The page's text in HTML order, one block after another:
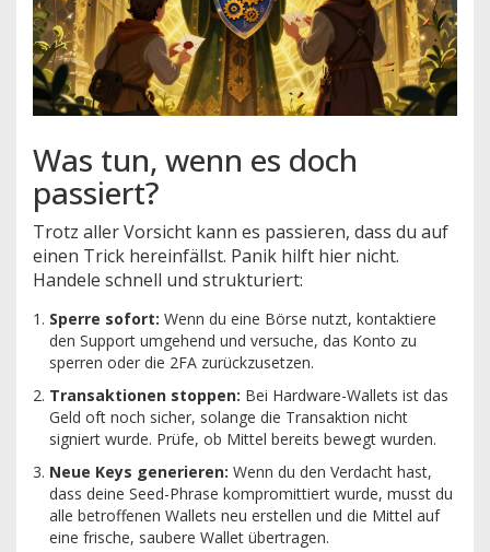
Was tun, wenn es doch
passiert?
Trotz aller Vorsicht kann es passieren, dass du auf
einen Trick hereinfällst. Panik hilft hier nicht.
Handele schnell und strukturiert:
Sperre sofort: Wenn du eine Börse nutzt, kontaktiere
den Support umgehend und versuche, das Konto zu
sperren oder die 2FA zurückzusetzen.
Transaktionen stoppen: Bei Hardware-Wallets ist das
Geld oft noch sicher, solange die Transaktion nicht
signiert wurde. Prüfe, ob Mittel bereits bewegt wurden.
Neue Keys generieren: Wenn du den Verdacht hast,
dass deine Seed-Phrase kompromittiert wurde, musst du
alle betroffenen Wallets neu erstellen und die Mittel auf
eine frische, saubere Wallet übertragen.